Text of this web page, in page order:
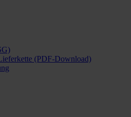
(PDF-Download)